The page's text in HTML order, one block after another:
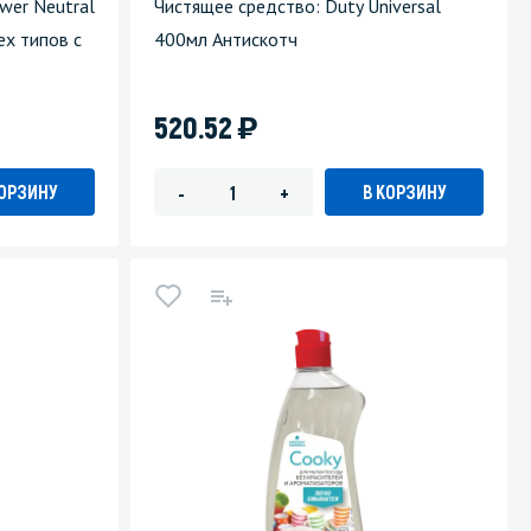
Neutral
типов с
Чистящее средство: Duty Universal
400мл Антискотч
520.52)
- + В КОРЗИНУ